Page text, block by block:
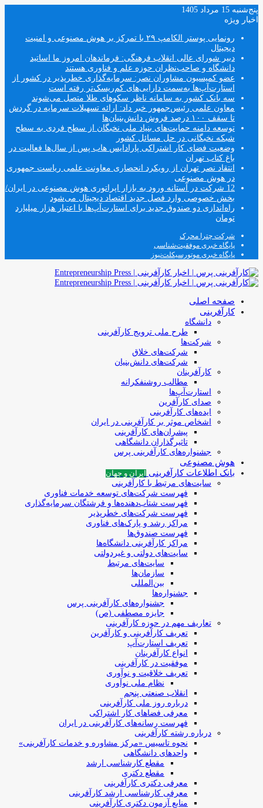
پنج‌شنبه 15 مرداد 1405
اخبار ویژه
رونمایی پوستر الکامپ ۲۹ با تمرکز بر هوش مصنوعی و امنیت
دیجیتال
دبیر شورای عالی انقلاب فرهنگی: فرماندهان امروز ما اساتید
دانشگاه و صاحب‌نظران حوزه علم و فناوری هستند
عضو کمیسیون مشاوران نصر: سرمایه‌گذاری خطرپذیر در کشور از
استارت‌آپ‌ها به‌سمت دارایی‌های کم‌ریسک‌تر رفته است
سه بانک کشور به سامانه ناظر سکوهای طلا متصل می‌شوند
معاون علمی رئیس‌جمهور خبر داد: ارائه تسهیلات سرمایه در گردش
تا سقف ۱۰۰ درصد فروش دانش‌بنیان‌ها
توسعه دامنه حمایت‌های بنیاد ملی نخبگان از سطح فردی به سطح
شبکه نخبگانی در حل مسائل کشور
وضعیت فضای کار اشتراکی پارادایس هاب پس از سال‌ها فعالیت در
باغ کتاب تهران
انتقاد نصر تهران از رویکرد انحصاری معاونت علمی ریاست جمهوری
در هوش مصنوعی
12 شرکت در آستانه ورود به بازار اپراتوری هوش مصنوعی در ایران/
بخش خصوصی وارد فصل جدید اقتصاد دیجیتال می‌شود
راه‌اندازی دو صندوق جدید برای استارت‌آپ‌ها با اعتبار هزار میلیارد
تومان
شرکت چترا محرک
پایگاه خبری موفقیت‌شناسی
پایگاه خبری موتورسیکلت‌نیوز
صفحه اصلی
کارآفرینی
دانشگاه
طرح ملی ترویج کارآفرینی
شرکت‌ها
شرکت‌های خلاق
شرکت‌های دانش‌بنیان
کارآفرینان
مطالب روشنفکرانه
استارت‌آپ‌ها
صدای کارآفرین
ایده‌های کارآفرینی
اشخاص موثر بر کارآفرینی در ایران
پیشران‌های کارآفرینی
تاثیرگذاران دانشگاهی
جشنواره‌های کارآفرینی‌ پرس
هوش مصنوعی
بانک اطلاعات کارآفرینی
ایران و جهان
سایت‌های مرتبط با کارآفرینی
فهرست شرکت‌های‌‌ توسعه‌ خدمات فناوری
فهرست شتاب‌دهنده‌ها‌ و فرشتگان‌ سرمایه‌گذاری
فهرست شرکت‌های خطرپذیر
مراکز رشد و پارک‌های فناوری
فهرست صندوق‌ها
مراکز کارآفرینی دانشگاه‌ها
سایت‌های دولتی و غیردولتی
سایت‌های مرتبط
سازمان‌ها
بین‌المللی
جشنواره‌ها
جشنواره‌های کارآفرینی‌ پرس
جایزه مصطفی (ص)
تعاریف مهم در حوزه کارآفرینی
تعریف کارآفرینی و کارآفرین
تعریف استارت‌آپ
انواع کارآفرینان
موفقیت در کارآفرینی
تعریف خلاقیت و نوآوری
نظام ملی نوآوری
انقلاب صنعتی پنجم
درباره روز ملی کارآفرینی
معرفی فضاهای کار اشتراکی
فهرست رسانه‌های کارآفرینی در ایران
درباره رشته کارآفرینی
نحوه تاسیس «مرکز مشاوره و خدمات کارآفرینی»
واحدهای دانشگاهی
مقطع کارشناسی ارشد
مقطع دکتری
معرفی دکتری کارآفرینی
معرفی کارشناسی ارشد کارآفرینی
منابع آزمون دکتری کارآفرینی